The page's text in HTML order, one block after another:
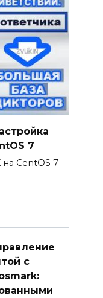
7
на CentOS 7
с